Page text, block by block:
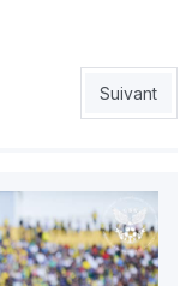
face à la Force
Article
Suivant